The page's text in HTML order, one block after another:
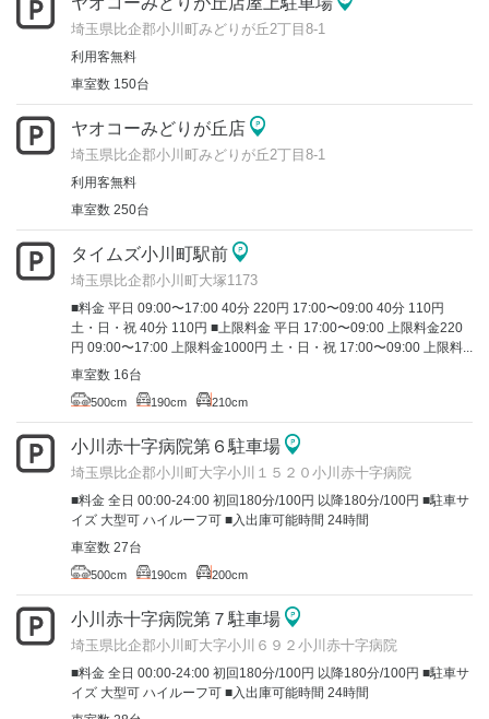
埼玉県比企郡小川町みどりが丘2丁目8-1
利用客無料
車室数 150台
ヤオコーみどりが丘店
埼玉県比企郡小川町みどりが丘2丁目8-1
利用客無料
車室数 250台
タイムズ小川町駅前
埼玉県比企郡小川町大塚1173
■料金 平日 09:00〜17:00 40分 220円 17:00〜09:00 40分 110円
土・日・祝 40分 110円 ■上限料金 平日 17:00〜09:00 上限料金220
円 09:00〜17:00 上限料金1000円 土・日・祝 17:00〜09:00 上限料...
車室数 16台
500cm 190cm 210cm
小川赤十字病院第６駐車場
埼玉県比企郡小川町大字小川１５２０小川赤十字病院
■料金 全日 00:00-24:00 初回180分/100円 以降180分/100円 ■駐車サ
イズ 大型可 ハイルーフ可 ■入出庫可能時間 24時間
車室数 27台
500cm 190cm 200cm
小川赤十字病院第７駐車場
埼玉県比企郡小川町大字小川６９２小川赤十字病院
■料金 全日 00:00-24:00 初回180分/100円 以降180分/100円 ■駐車サ
イズ 大型可 ハイルーフ可 ■入出庫可能時間 24時間